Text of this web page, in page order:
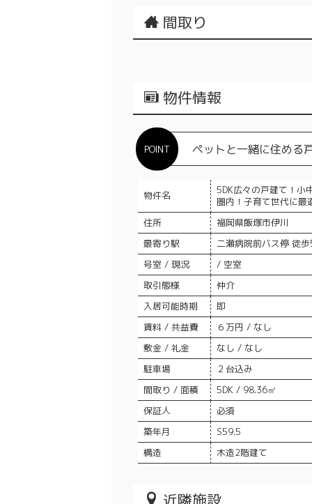
間取り
物件情報
ペットと一緒に住める
物件名
5DK広々の戸建て！小
圏内！子育て世代に最
住所
福岡県飯塚市伊川
最寄り駅
二瀬病院前バス停 徒
号室 / 現況
/ 空室
取引態様
仲介
入居可能時期
即
賃料 / 共益費
６万円 / なし
敷金 / 礼金
なし / なし
駐車場
２台込み
間取り / 面積
5DK / 98.36㎡
保証人
必須
築年月
S59.5
構造
木造2階建て